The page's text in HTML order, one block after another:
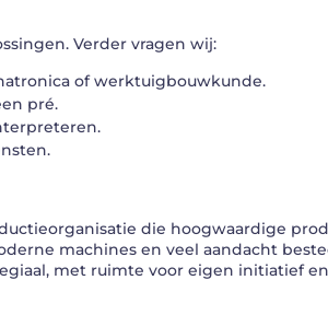
Verder vragen wij:
of werktuigbouwkunde.
pré.
die hoogwaardige
machines en veel aandacht
met ruimte voor eigen initiatief en